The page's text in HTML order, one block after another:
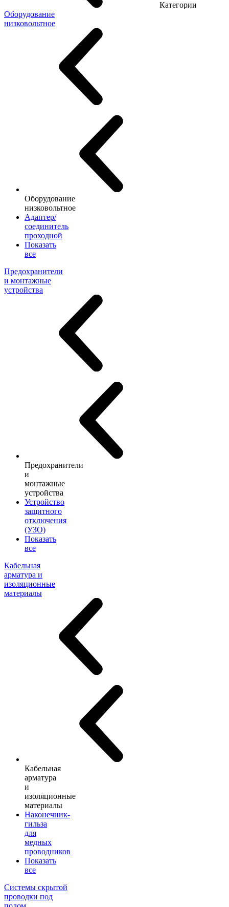
Категории
Оборудование
низковольтное
Оборудование
низковольтное
Адаптер/
соединитель
проходной
Показать
все
Предохранители
и монтажные
устройства
Предохранители
и
монтажные
устройства
Устройство
защитного
отключения
(УЗО)
Показать
все
Кабельная
арматура и
изоляционные
материалы
Кабельная
арматура
и
изоляционные
материалы
Наконечник-
гильза
для
медных
проводников
Показать
все
Системы скрытой
проводки под